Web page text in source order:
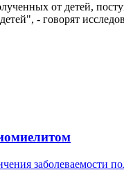
от детей,
- говорят
заболеваемости